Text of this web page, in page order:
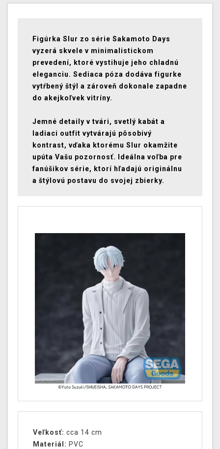
Figúrka Slur zo série Sakamoto Days
vyzerá skvele v minimalistickom
prevedení, ktoré vystihuje jeho chladnú
eleganciu. Sediaca póza dodáva figurke
vytŕbený štýl a zároveň dokonale zapadne
do akejkoľvek vitríny.
Jemné detaily v tvári, svetlý kabát a
ladiaci outfit vytvárajú pôsobivý
kontrast, vďaka ktorému Slur okamžite
upúta Vašu pozornosť. Ideálna voľba pre
fanúšikov série, ktorí hľadajú originálnu
a štýlovú postavu do svojej zbierky.
Veľkosť: cca 14 cm
Materiál: PVC